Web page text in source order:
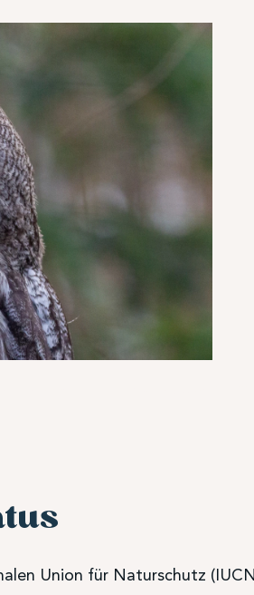
Union für Naturschutz